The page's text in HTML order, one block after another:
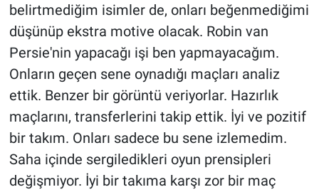
belirtmediğim isimler de, onları beğenmediğimi
düşünüp ekstra motive olacak. Robin van
Persie'nin yapacağı işi ben yapmayacağım.
Onların geçen sene oynadığı maçları analiz
ettik. Benzer bir görüntü veriyorlar. Hazırlık
maçlarını, transferlerini takip ettik. İyi ve pozitif
bir takım. Onları sadece bu sene izlemedim.
Saha içinde sergiledikleri oyun prensipleri
değişmiyor. İyi bir takıma karşı zor bir maç